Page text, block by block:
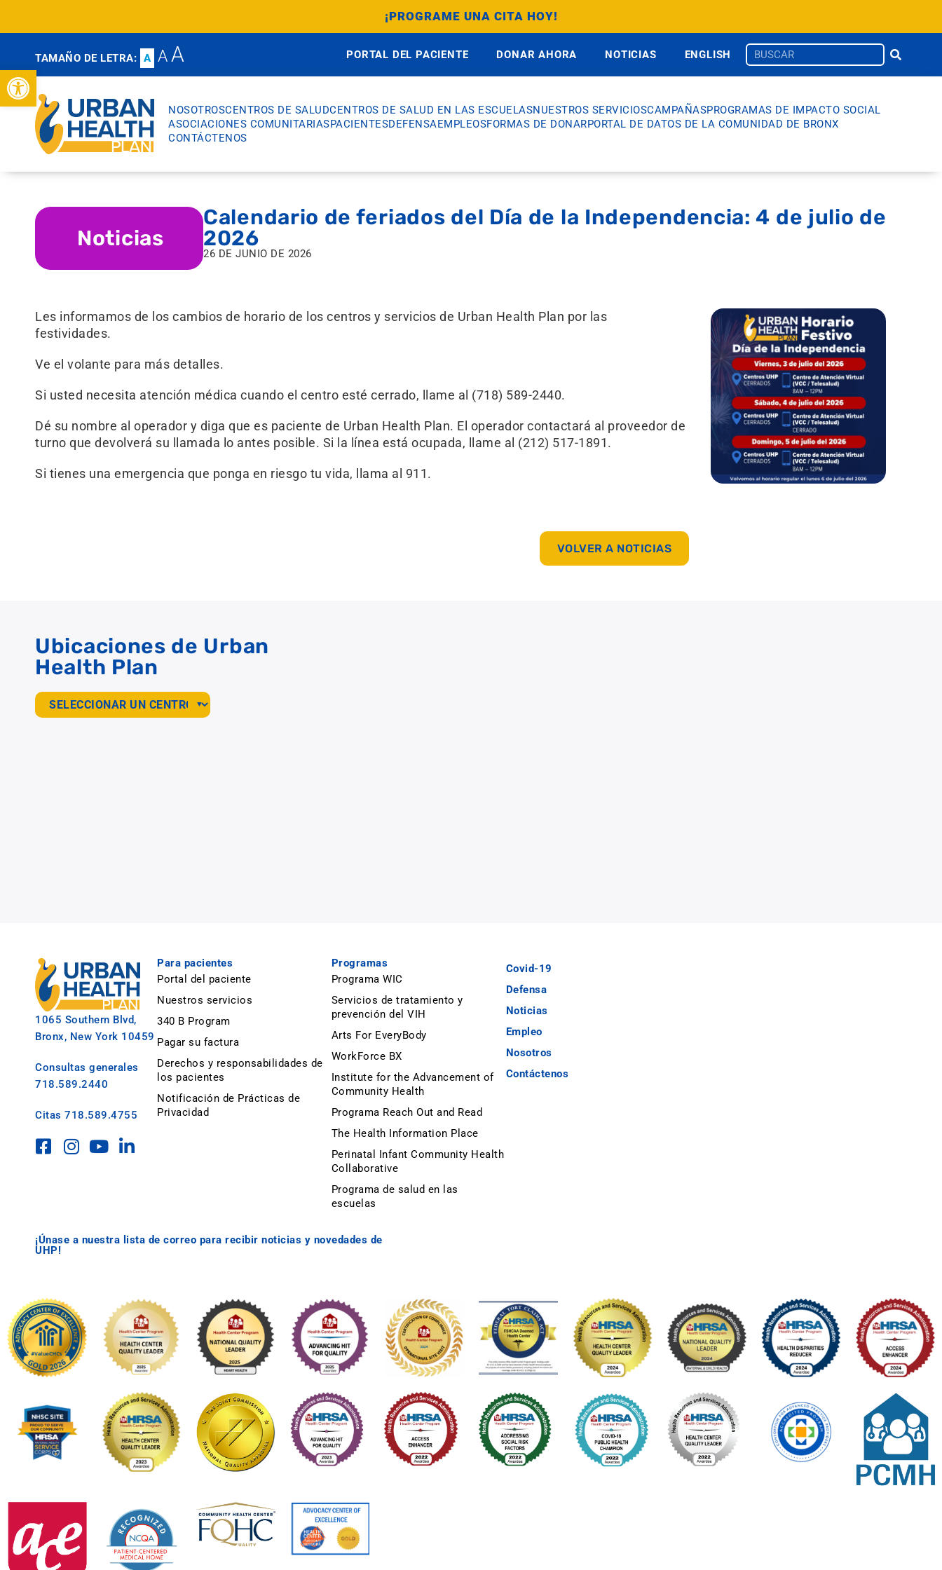
Abrir barra de herramientas
¡PROGRAME UNA CITA HOY!
TAMAÑO DE LETRA: A AA PORTAL DEL PACIENTE DONAR AHORA NOTICIAS ENGLISH
NOSOTROSCENTROS DE SALUDCENTROS DE SALUD EN LAS ESCUELASNUESTROS SERVICIOSCAMPAÑASPROGRAMAS DE IMPACTO SOCIAL
ASOCIACIONES COMUNITARIASPACIENTESDEFENSAEMPLEOSFORMAS DE DONARPORTAL DE DATOS DE LA COMUNIDAD DE BRONX
CONTÁCTENOS
Noticias
Calendario de feriados del Día de la Independencia: 4 de julio de
2026
26 DE JUNIO DE 2026
Les informamos de los cambios de horario de los centros y servicios de Urban Health Plan por las
festividades.
Ve el volante para más detalles.
Si usted necesita atención médica cuando el centro esté cerrado, llame al (718) 589-2440.
Dé su nombre al operador y diga que es paciente de Urban Health Plan. El operador contactará al proveedor de
turno que devolverá su llamada lo antes posible. Si la línea está ocupada, llame al (212) 517-1891.
Si tienes una emergencia que ponga en riesgo tu vida, llama al 911.
VOLVER A NOTICIAS
Ubicaciones de Urban
Health Plan
1065 Southern Blvd,
Bronx, New York 10459
Consultas generales
718.589.2440
Citas 718.589.4755
Para pacientes
Portal del paciente
Nuestros servicios
340 B Program
Pagar su factura
Derechos y responsabilidades de
los pacientes
Notificación de Prácticas de
Privacidad
Programas
Programa WIC
Servicios de tratamiento y
prevención del VIH
Arts For EveryBody
WorkForce BX
Institute for the Advancement of
Community Health
Programa Reach Out and Read
The Health Information Place
Perinatal Infant Community Health
Collaborative
Programa de salud en las
escuelas
Covid-19
Defensa
Noticias
Empleo
Nosotros
Contáctenos
¡Únase a nuestra lista de correo para recibir noticias y novedades de
UHP!